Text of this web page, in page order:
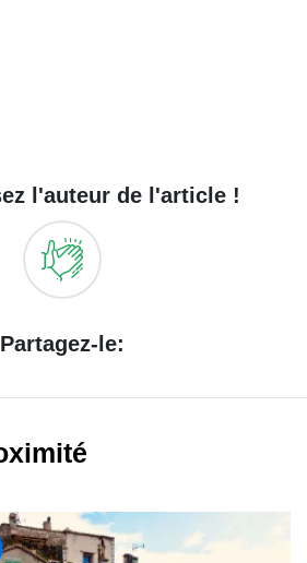
l'auteur de l'article !
Partagez-le: